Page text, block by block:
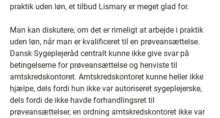
praktik uden løn, et tilbud Lismary er meget glad for.
Man kan diskutere, om det er rimeligt at arbejde i praktik
uden løn, når man er kvalificeret til en prøveansættelse.
Dansk Sygeplejeråd centralt kunne ikke give svar på
betingelserne for prøveansættelse og henviste til
amtskredskontoret. Amtskredskontoret kunne heller ikke
hjælpe, dels fordi hun ikke var autoriseret sygeplejerske,
dels fordi de ikke havde forhandlingsret til
prøveansættelser, en ordning amtskredskontoret ikke var